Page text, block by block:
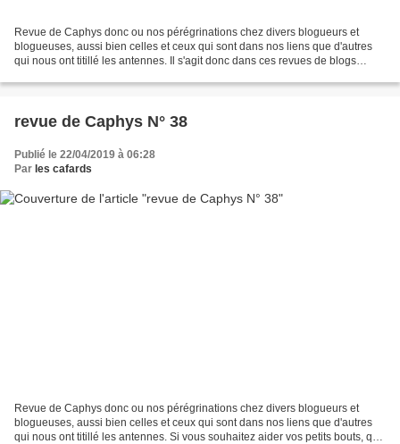
Revue de Caphys donc ou nos pérégrinations chez divers blogueurs et
blogueuses, aussi bien celles et ceux qui sont dans nos liens que d'autres
qui nous ont titillé les antennes. Il s'agit donc dans ces revues de blogs
revue de Caphys N° 38
Publié le 22/04/2019 à 06:28
Par les cafards
Revue de Caphys donc ou nos pérégrinations chez divers blogueurs et
blogueuses, aussi bien celles et ceux qui sont dans nos liens que d'autres
qui nous ont titillé les antennes. Si vous souhaitez aider vos petits bouts, que